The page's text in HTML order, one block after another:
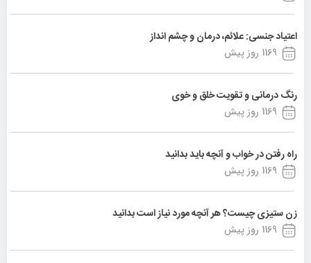
اعتیاد جنسی: علائم، درمان و چشم انداز
1169 روز پیش
رنگ درمانی و تقویت خلق و خوی
1169 روز پیش
راه رفتن در خواب و آنچه باید بدانید
1169 روز پیش
زن ستیزی چیست؟ هر آنچه مورد نیاز است بدانید
1169 روز پیش